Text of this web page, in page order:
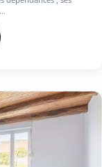
goût.
sont disponibles